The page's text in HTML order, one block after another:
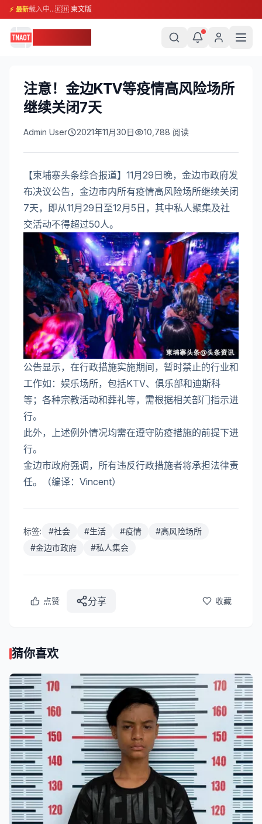
⚡ 最新载入中...🇰🇭 柬文版
注意！金边KTV等疫情高风险场所
继续关闭7天
Admin User 2021年11月30日 10,788 阅读
【柬埔寨头条综合报道】11月29日晚，金边市政府发
布决议公告，金边市内所有疫情高风险场所继续关闭
7天，即从11月29日至12月5日，其中私人聚集及社
交活动不得超过50人。
公告显示，在行政措施实施期间，暂时禁止的行业和
工作如：娱乐场所，包括KTV、俱乐部和迪斯科
等；各种宗教活动和葬礼等，需根据相关部门指示进
行。
此外，上述例外情况均需在遵守防疫措施的前提下进
行。
金边市政府强调，所有违反行政措施者将承担法律责
任。（编译：Vincent）
标签: #社会 #生活 #疫情 #高风险场所
#金边市政府 #私人集会
点赞 分享 收藏
猜你喜欢